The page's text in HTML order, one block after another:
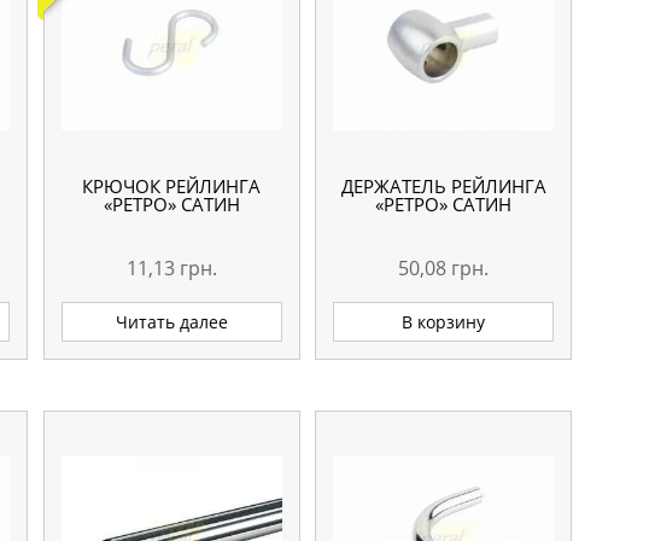
КРЮЧОК РЕЙЛИНГА
«РЕТРО» САТИН
11,13 грн.
Читать далее
ДЕРЖАТЕЛЬ РЕЙЛИНГА
«РЕТРО» САТИН
50,08 грн.
В корзину